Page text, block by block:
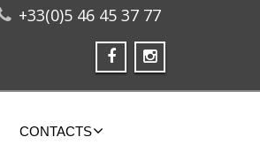
+33(0)5 46 45 37 77
CONTACTS